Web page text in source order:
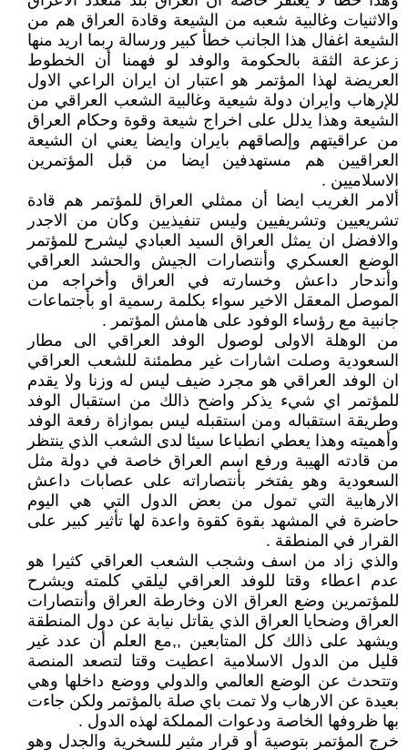
والاثنيات وغالبية شعبه من الشيعة وقادة العراق هم من
الشيعة اغفال هذا الجانب خطأ كبير ورسالة ربما اريد منها
زعزعة الثقة بالحكومة والوفد لو فهمنا أن الخطوط
العريضة لهذا المؤتمر هو اعتبار ان ايران الراعي الاول
للإرهاب وايران دولة شيعية وغالبية الشعب العراقي من
الشيعة وهذا يدلل على اخراج شيعة وقوة وحكام العراق
من عراقيتهم وإلصاقهم بايران وايضا يعني ان الشيعة
العراقيين هم مستهدفين ايضا من قبل المؤتمرين
الاسلاميين .
ألامر الغريب ايضا أن ممثلي العراق للمؤتمر هم قادة
تشريعيين وتشريفيين وليس تنفيذيين وكان من الاجدر
والافضل ان يمثل العراق السيد العبادي ليشرح للمؤتمر
الوضع العسكري وأنتصارات الجيش والحشد العراقي
وأندحار داعش وخسارته في العراق وأخراجه من
الموصل المعقل الاخير سواء بكلمة رسمية او بأجتماعات
جانبية مع رؤساء الوفود على هامش المؤتمر .
من الوهلة الاولى لوصول الوفد العراقي الى مطار
السعودية وصلت اشارات غير مطمئنة للشعب العراقي
ان الوفد العراقي هو مجرد ضيف ليس له وزنا ولا يقدم
للمؤتمر اي شيء يذكر واضح ذالك من استقبال الوفد
وطريقة استقباله ومن استقبله ليس بموازاة رفعة الوفد
وأهميته وهذا يعطي انطباعا سيئا لدى الشعب الذي ينتظر
من قادته الهيبة ورفع اسم العراق خاصة في دولة مثل
السعودية وهو يفتخر بأنتصاراته على عصابات داعش
الارهابية التي تمول من بعض الدول التي هي اليوم
حاضرة في المشهد بقوة كقوة واعدة لها تأثير كبير على
القرار في المنطقة .
والذي زاد من اسف وشجب الشعب العراقي كثيرا هو
عدم اعطاء وقتا للوفد العراقي ليلقي كلمته ويشرح
للمؤتمرين وضع العراق الان وخارطة العراق وأنتصارات
العراق وضحايا العراق الذي يقاتل نيابة عن دول المنطقة
ويشهد على ذالك كل المتابعين ,,مع العلم أن عدد غير
قليل من الدول الاسلامية اعطيت وقتا لتصعد المنصة
وتتحدث عن الوضع العالمي والدولي ووضع داخلها وهي
بعيدة عن الارهاب ولا تمت باي صلة بالمؤتمر ولكن جاءت
بها ظروفها الخاصة ودعوات المملكة لهذه الدول .
خرج المؤتمر بتوصية أو قرار مثير للسخرية والجدل وهو